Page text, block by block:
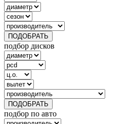
ПОДОБРАТЬ
подбор дисков
ПОДОБРАТЬ
подбор по авто